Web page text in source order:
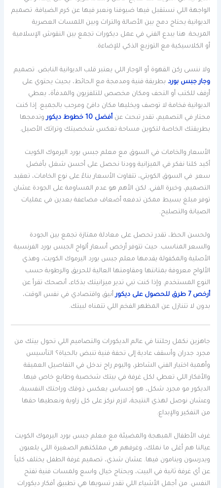
الواجهة اللي نستقبل فيها ضيوفنا ونعبر فيها عن كرم الضيافة. تصميم
الديوانية يحتاج دمج بين الأصالة والتراث وبين اللمسات العصرية
المريحة. هنا يبدع الفني في عمل ديكورات تجمع بين النقوش الإسلامية
أو الكلاسيكية مع التوزيع الذكي للإضاءة.
ولا ننسى ركن القهوة أو الوجار اللي يعتبر قلب الديوانية النابض. تصميم
وجار جبس بورد بطريقة فنية ومدمجة مع الحائط، بحيث يحتوي على
أرفف للكتب أو التحف ومكان مخصص للتلفزيون والمدفأة، يعطي
الديوانية فخامة لا توصف ويخليها مكان دافئ ومرحب بالجميع. إذا كنت
محتار في التصميم، تقدر تبحث عنأفضل 10 خطوط ديكور
وتدمجها
بطريقتك الخاصة لتكوين مساحة تعكس شخصيتك وتراثك الأصيل.
الأسعار والخامات في السوق مع معلم جبس بورد اليرموك الكويت
أكيد كلنا نفكر في الميزانية وودنا نحصل على أحسن شغل بأفضل
سعر. في السوق الكويتي، تتفاوت الأسعار بناءً على نوع الخامات، تعقيد
التصميم، وخبرة الفني. لكن الأهم هو عدم المساومة على الجودة عشان
توفر مبلغ بسيط ممكن تدفعه أضعاف مضاعفة بعدين في عمليات
الصيانة والتصليح.
ولحسن الحظ، تقدر تحصل على معادلة ممتازة تجمع بين الجودة
والسعر المناسب. حيث تتوفر أرخص أسعار ألواح الجبس بورد الفرنسية
الأصلية والمكفولة يقدمها معلم جبس بورد اليرموك الكويت، وهذي
الألواح معروفة بمتانتها ومقاومتها العالية للحريق والرطوبة حسب
النوع المستخدم. وإذا كنت تبي تدير ميزانيتك بذكاء، أنصحك تقرأ عن
أرخص 7 طرق للحصول على ديكور
أنيق واقتصادي في نفس الوقت،
بدون لا تتنازل عن المظهر الفخم اللي تتمناه لبيتك.
جاهزين نكمل رحلتنا في عالم الديكورات والتصاميم اللي تحول بيتك من
مجرد جدران وأسقف عادية إلى تحفة فنية تنبض بالحياة؟ التأسيس
وأهمية اختيار الفني الشاطر، واليوم راح ندخل في التفاصيل العميقة
والأفكار اللي تعطي لكل غرفة في بيتك شخصية وطابع خاص فيها.
الديكور مو مجرد شكل، هو إحساس يعكس ذوقك وراحتك النفسية،
وعشان نوصل لهذي النتيجة، لازم نركز على كل زاوية ونعطيها حقها
من التفكير والإبداع.
غرف الأطفال المبهجة والمضيئة مع معلم جبس بورد اليرموك الكويت
عيالنا هم أغلى ما نملك، وغرفهم هي مملكتهم الصغيرة اللي يلعبون
ويدرسون وينامون فيها. عشان شذي، تصميم غرفة الطفل يختلف كلياً
عن أي غرفة ثانية في البيت، ويحتاج خيال واسع ولمسات فنية تفتح
النفس. من أجمل الأشياء اللي تقدر تسويها هي تطبيق أفكار ديكورات